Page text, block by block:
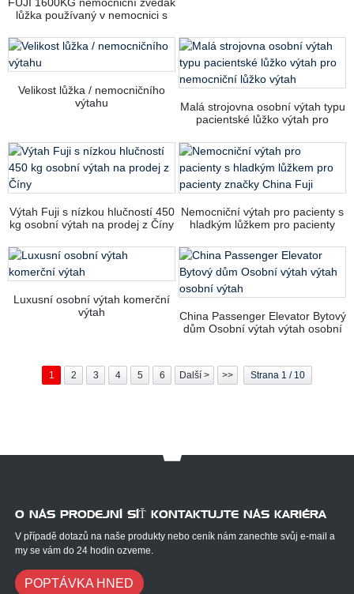
lůžka používaný v nemocnici s
kvalita a cenová bezpečnost
Velikost lůžka / nemocničního
výtahu
Malá strojovna osobní výtah typu
pacientské lůžko výtah pro
Výtah Fuji s nízkou hlučností 450
kg osobní výtah na prodej z Číny
Nemocniční výtah pro pacienty s
hladkým lůžkem pro pacienty
Luxusní osobní výtah komerční
výtah
China Passenger Elevator Bytový
dům Osobní výtah výtah osobní
1 2 3 4 5 6 Další > >> Strana 1 / 10
O NÁS PRODEJNÍ SÍŤ KONTAKTUJTE NÁS KARIÉRA
V případě dotazů na naše produkty nebo ceník nám zanechte svůj e-mail a
my se vám do 24 hodin ozveme.
POPTÁVKA HNED